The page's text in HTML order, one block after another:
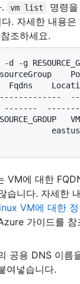
vm list
명령
. 자세한 내용
조하세요.
-g
Fqdns
-------
eastus
VM에 대한
습니다. 자세한
VM에 대한 정
가이드를 참
공용 DNS 이름
여넣습니다.